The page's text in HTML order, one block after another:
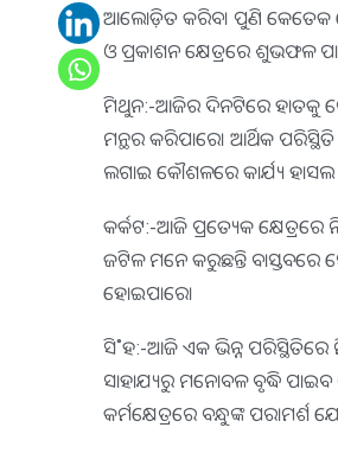
ଆଲୋଡ଼ିତ କରିବ। ପୁଣି କେତେକ
ଓ ପ୍ରକାଶନ କ୍ଷେତ୍ରରେ ଶୁଭଫଳ
ମିଥୁନ:-ଆଜିର ଦିନଟିରେ ହାତକୁ
ମନ୍ଥର କରିପାରେ। ଆର୍ଥିକ
ଲଗାଇ କୌଶଳରେ କାର୍ଯ୍ୟ
କର୍କଟ:-ଆଜି ପ୍ରତ୍ୟେକ
ଜଟିଳ ମନେ କରୁଛନ୍ତି ବାସ୍ତବରେ
ହୋଇପାରେ।
ସି˚ହ:-ଆଜି ଏକ ଭିନ୍ନ ପରିସ୍ଥିତିରେ
ସାହାଯ୍ୟରୁ ମନୋବଳ ବୃଦ୍ଧି ପାଇବ
କର୍ମକ୍ଷେତ୍ରରେ ବନ୍ଧୁଙ୍କ